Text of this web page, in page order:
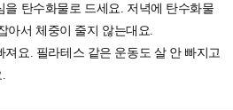
을 탄수화물로 드세요. 저녁에 탄수화물
아서 체중이 줄지 않는대요.
져요. 필라테스 같은 운동도 살 안 빠지고
.